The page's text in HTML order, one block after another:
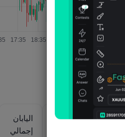
اليابان
اليابان
اليابان
إجمالي